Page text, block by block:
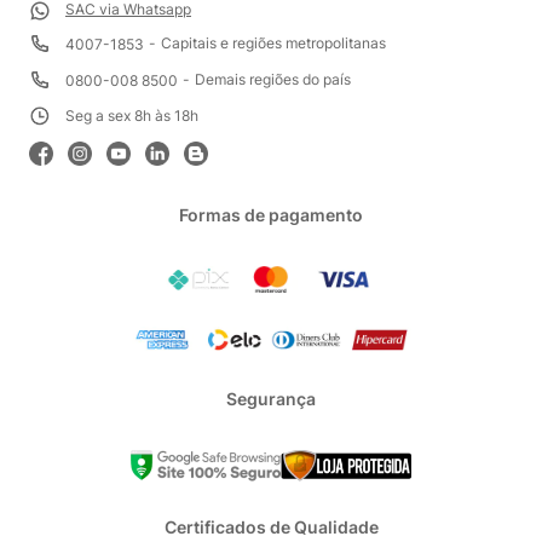
SAC via Whatsapp
4007-1853
Capitais e regiões metropolitanas
0800-008 8500
Demais regiões do país
Seg a sex 8h às 18h
Formas de pagamento
Segurança
Certificados de Qualidade